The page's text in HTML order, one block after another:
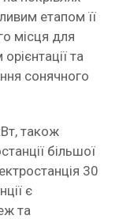
етапом її
місця для
та
сонячного
також
більшої
30
є
та